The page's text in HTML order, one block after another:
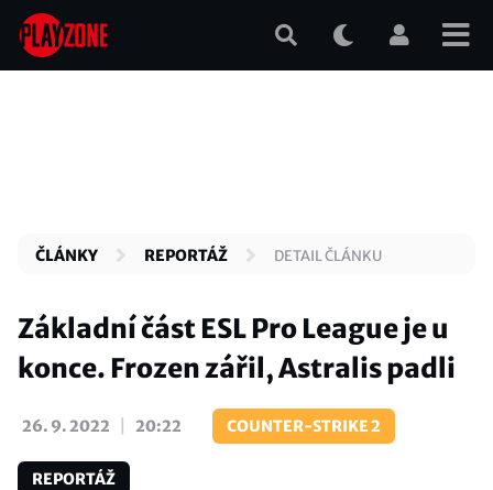
Přejít
hlavnímu
ČLÁNKY REPORTÁŽ DETAIL ČLÁNKU
Základní část ESL Pro League je u
konce. Frozen zářil, Astralis padli
26. 9. 2022 20:22 COUNTER-STRIKE 2
REPORTÁŽ